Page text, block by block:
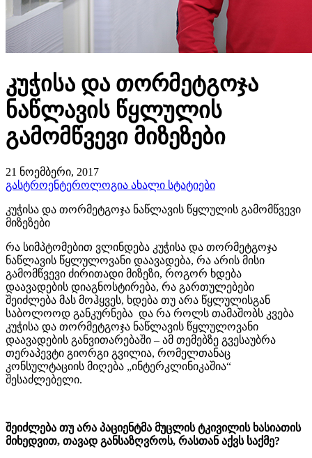
კუჭისა და თორმეტგოჯა
ნაწლავის წყლულის
გამომწვევი მიზეზები
21 ნოემბერი, 2017
გასტროენტეროლოგია ახალი სტატიები
კუჭისა და თორმეტგოჯა ნაწლავის წყლულის გამომწვევი
მიზეზები
რა სიმპტომებით ვლინდება კუჭისა და თორმეტგოჯა
ნაწლავის წყლულოვანი დაავადება, რა არის მისი
გამომწვევი ძირითადი მიზეზი, როგორ ხდება
დაავადების დიაგნოსტირება, რა გართულებები
შეიძლება მას მოჰყვეს, ხდება თუ არა წყლულისგან
საბოლოოდ განკურნება და რა როლს თამაშობს კვება
კუჭისა და თორმეტგოჯა ნაწლავის წყლულოვანი
დაავადების განვითარებაში – ამ თემებზე გვესაუბრა
თერაპევტი გიორგი გვილია, რომელთანაც
კონსულტაციის მიღება „ინტერკლინიკაშია“
შესაძლებელი.
შეიძლება თუ არა პაციენტმა მუცლის ტკივილის ხასიათის
მიხედვით, თავად განსაზღვროს, რასთან აქვს საქმე?